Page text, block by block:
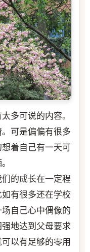
多可说的内容。
可是偏偏有很多
着自己有一天可
的成长在一定程
有很多还在学校
自己心中偶像的
地达到父母要求
以有足够的零用